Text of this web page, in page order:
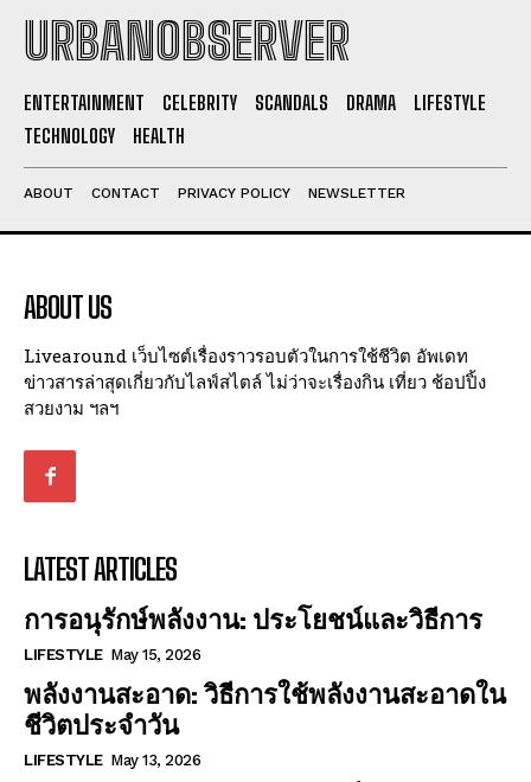
I've read and accept the
URBANOBSERVER
ENTERTAINMENT CELEBRITY SCANDALS DRAMA
LIFESTYLE
TECHNOLOGY
HEALTH
ABOUT CONTACT PRIVACY POLICY NEWSLETTER
ABOUT US
Livearound เว็บไซต์เรื่องราวรอบตัวในการใช้ชีวิต อัพเดท
ข่าวสารล่าสุดเกี่ยวกับไลฟ์สไตล์ ไม่ว่าจะเรื่องกิน เที่ยว ช้อปปิ้ง
สวยงาม ฯลฯ
LATEST ARTICLES
การอนุรักษ์พลังงาน: ประโยชน์และวิธีการ
LIFESTYLE May 15, 2026
พลังงานสะอาด: วิธีการใช้พลังงานสะอาดใน
ชีวิตประจำวัน
LIFESTYLE May 13, 2026